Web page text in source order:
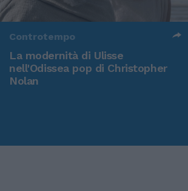
Controtempo
La modernità di Ulisse
nell'Odissea pop di Christopher
Nolan